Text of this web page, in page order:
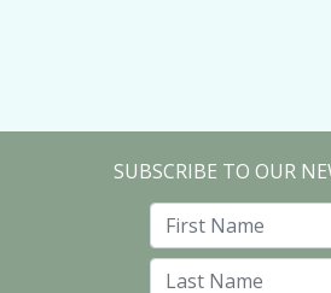
SUBSCRIBE TO OUR